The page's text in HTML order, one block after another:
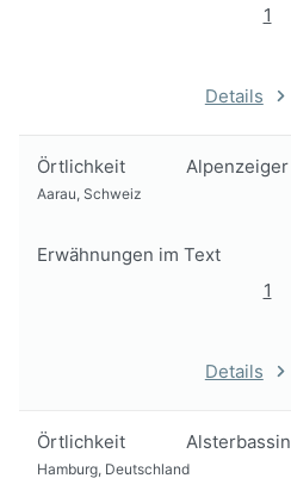
1
Details
Örtlichkeit Alpenzeiger
Aarau, Schweiz
Erwähnungen im Text
1
Details
Örtlichkeit Alsterbassin
Hamburg, Deutschland